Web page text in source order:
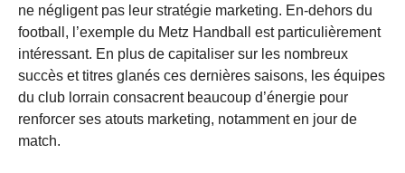
ne négligent pas leur stratégie marketing. En-dehors du
football, l’exemple du Metz Handball est particulièrement
intéressant. En plus de capitaliser sur les nombreux
succès et titres glanés ces dernières saisons, les équipes
du club lorrain consacrent beaucoup d’énergie pour
renforcer ses atouts marketing, notamment en jour de
match.